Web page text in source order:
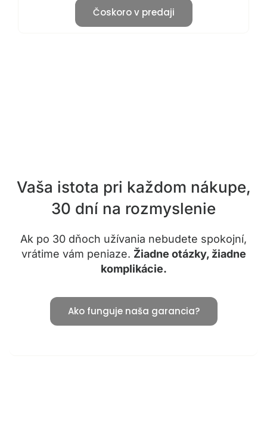
Čoskoro v predaji
Vaša istota pri každom nákupe,
30 dní na rozmyslenie
Ak po 30 dňoch užívania nebudete spokojní,
vrátime vám peniaze. Žiadne otázky, žiadne
komplikácie.
Ako funguje naša garancia?